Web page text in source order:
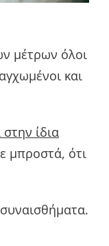
μέτρων όλοι
και
ίδια
μπροστά, ότι